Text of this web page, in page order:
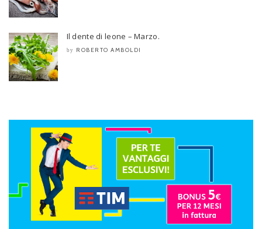
Il dente di leone – Marzo.
by ROBERTO AMBOLDI